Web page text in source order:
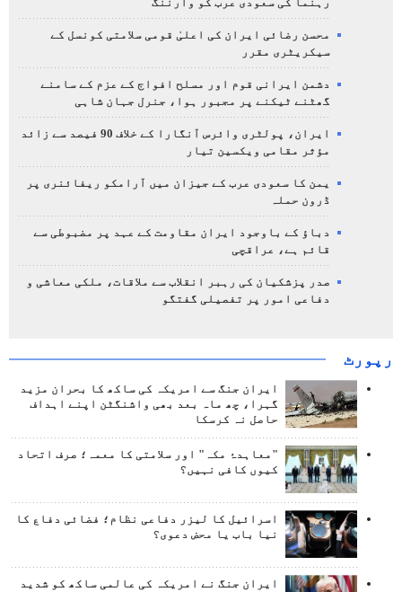
رہنما کی سعودی عرب کو وارننگ
محسن رضائی ایران کی اعلیٰ قومی سلامتی کونسل کے
سیکریٹری مقرر
دشمن ایرانی قوم اور مسلح افواج کے عزم کے سامنے
گھٹنے ٹیکنے پر مجبور ہوا، جنرل جہان شاہی
ایران، پولٹری وائرس آنگارا کے خلاف 90 فیصد سے زائد
مؤثر مقامی ویکسین تیار
یمن کا سعودی عرب کے جیزان میں آرامکو ریفائنری پر
ڈرون حملہ
دباؤ کے باوجود ایران مقاومت کے عہد پر مضبوطی سے
قائم ہے، عراقچی
صدر پزشکیان کی رہبر انقلاب سے ملاقات، ملکی معاشی و
دفاعی امور پر تفصیلی گفتگو
رپورٹ
ایران جنگ سے امریکہ کی ساکھ کا بحران مزید
گہرا، چھ ماہ بعد بھی واشنگٹن اپنے اہداف
حاصل نہ کرسکا
"معاہدۂ مکہ" اور سلامتی کا معمہ؛ صرف اتحاد
کیوں کافی نہیں؟
اسرائیل کا لیزر دفاعی نظام؛ فضائی دفاع کا
نیا باب یا محض دعوی؟
ایران جنگ نے امریکہ کی عالمی ساکھ کو شدید